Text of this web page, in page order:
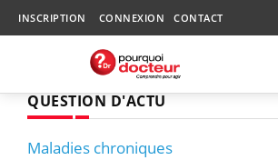
INSCRIPTION CONNEXION CONTACT
QUESTION D'ACTU
Maladies chroniques